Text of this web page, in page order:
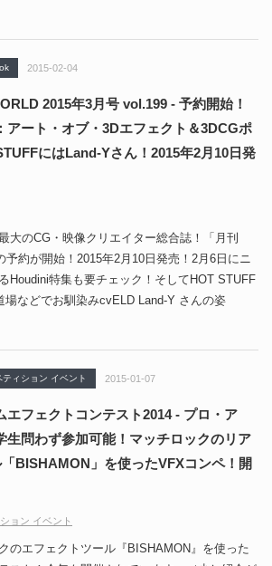
2015-02-04
2015年3月号 vol.199 - 予約開始！
アート・オブ・3Dエフェクト＆3DCGポ
にはLand-Yさん！2015年2月10日発
大のCG・映像クリエイター総合誌！「月刊
予約が開始！2015年2月10日発売！2月6日にニ
Houdini特集も要チェック！そしてHOT STUFF
などでお馴染みcvELD Land-Y さんの姿
ティション イベント 2015-01-07
エフェクトコンテスト2014 - プロ・ア
生問わず参加可能！マッチロックのリア
BISHAMON」を使ったVFXコンペ！開
ョン イベント
のエフェクトツール『BISHAMON』を使った